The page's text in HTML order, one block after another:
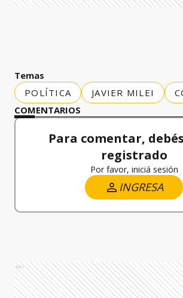
Temas
POLÍTICA
JAVIER MILEI
COMENTARIOS
Para comentar,
registrado
Por favor, iniciá sesión
INGRESA
Ads